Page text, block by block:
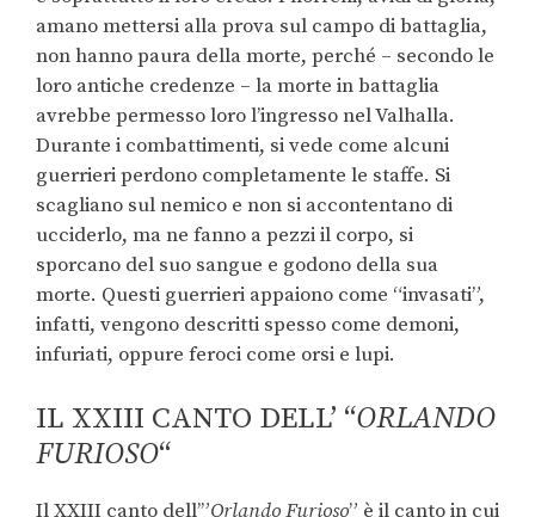
amano mettersi alla prova sul campo di battaglia,
non hanno paura della morte, perché – secondo le
loro antiche credenze – la morte in battaglia
avrebbe permesso loro l’ingresso nel Valhalla.
Durante i combattimenti, si vede come alcuni
guerrieri perdono completamente le staffe. Si
scagliano sul nemico e non si accontentano di
ucciderlo, ma ne fanno a pezzi il corpo, si
sporcano del suo sangue e godono della sua
morte. Questi guerrieri appaiono come “invasati”,
infatti, vengono descritti spesso come demoni,
infuriati, oppure feroci come orsi e lupi.
IL XXIII CANTO DELL’ “ORLANDO
FURIOSO“
Il XXIII canto dell’”Orlando Furioso” è il canto in cui